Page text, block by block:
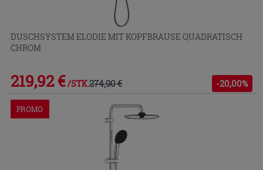
DUSCHSYSTEM ELODIE MIT KOPFBRAUSE QUADRATISCH
CHROM
219,92 € /STK.274,90 € -20,00%
PROMO